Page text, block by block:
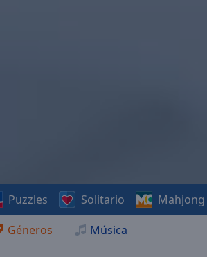
Géneros Música
Puzzles Solitario Mahjong